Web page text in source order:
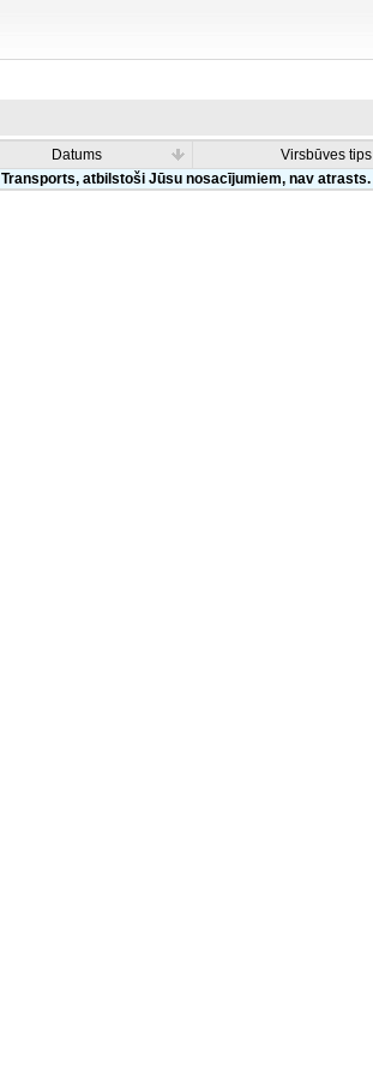
Datums Virsbūves tips
Transports, atbilstoši Jūsu nosacījumiem, nav atrasts.